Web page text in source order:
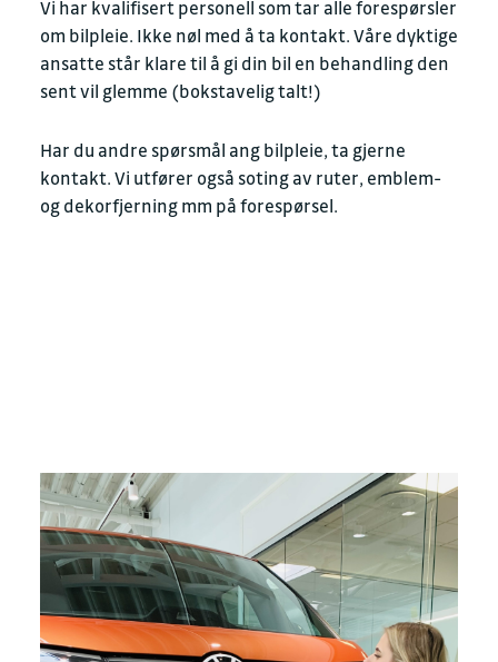
Vi har kvalifisert personell som tar alle forespørsler
om bilpleie. Ikke nøl med å ta kontakt. Våre dyktige
ansatte står klare til å gi din bil en behandling den
sent vil glemme (bokstavelig talt!)
Har du andre spørsmål ang bilpleie, ta gjerne
kontakt. Vi utfører også soting av ruter, emblem-
og dekorfjerning mm på forespørsel.